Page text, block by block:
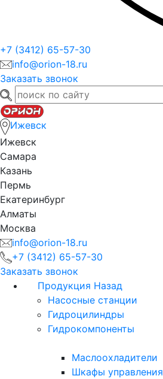
+7 (3412) 65-57-30
info@orion-18.ru
Заказать звонок
Ижевск
Ижевск
Самара
Казань
Пермь
Екатеринбург
Алматы
Москва
info@orion-18.ru
+7 (3412) 65-57-30
Заказать звонок
Продукция Назад
Насосные станции
Гидроцилиндры
Гидрокомпоненты
Маслоохладители
Шкафы управления